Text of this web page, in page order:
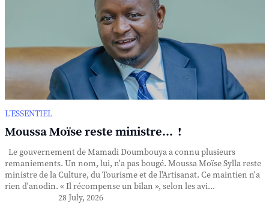
L’ESSENTIEL
Moussa Moïse reste ministre... !
Le gouvernement de Mamadi Doumbouya a connu plusieurs
remaniements. Un nom, lui, n'a pas bougé. Moussa Moïse Sylla reste
ministre de la Culture, du Tourisme et de l'Artisanat. Ce maintien n'a
rien d'anodin. « Il récompense un bilan », selon les avi...
28 July, 2026